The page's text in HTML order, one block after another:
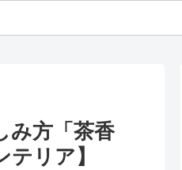
み方「茶香
リア】